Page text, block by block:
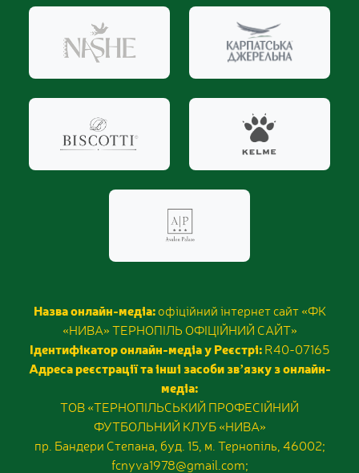
Назва онлайн-медіа:офіційний інтернет сайт «ФК
«НИВА» ТЕРНОПІЛЬ ОФІЦІЙНИЙ САЙТ»
Ідентифікатор онлайн-медіа у Реєстрі:R40-07165
Адреса реєстрації та інші засоби звʼязку з онлайн-
медіа:
ТОВ «ТЕРНОПІЛЬСЬКИЙ ПРОФЕСІЙНИЙ
ФУТБОЛЬНИЙ КЛУБ «НИВА»
пр. Бандери Степана, буд. 15, м. Тернопіль, 46002;
fcnyva1978@gmail.com;